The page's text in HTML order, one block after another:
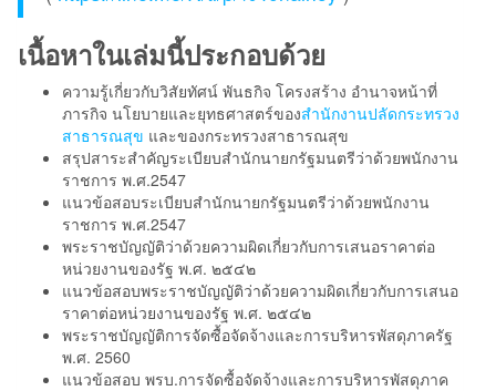
เนื้อหาในเล่มนี้ประกอบด้วย
ความรู้เกี่ยวกับวิสัยทัศน์ พันธกิจ โครงสร้าง อำนาจหน้าที่
ภารกิจ นโยบายและยุทธศาสตร์ของสำนักงานปลัดกระทรวง
สาธารณสุข และของกระทรวงสาธารณสุข
สรุปสาระสำคัญระเบียบสำนักนายกรัฐมนตรีว่าด้วยพนักงาน
ราชการ พ.ศ.2547
แนวข้อสอบระเบียบสำนักนายกรัฐมนตรีว่าด้วยพนักงาน
ราชการ พ.ศ.2547
พระราชบัญญัติว่าด้วยความผิดเกี่ยวกับการเสนอราคาต่อ
หน่วยงานของรัฐ พ.ศ. ๒๕๔๒
แนวข้อสอบพระราชบัญญัติว่าด้วยความผิดเกี่ยวกับการเสนอ
ราคาต่อหน่วยงานของรัฐ พ.ศ. ๒๕๔๒
พระราชบัญญัติการจัดซื้อจัดจ้างและการบริหารพัสดุภาครัฐ
พ.ศ. 2560
แนวข้อสอบ พรบ.การจัดซื้อจัดจ้างและการบริหารพัสดุภาค